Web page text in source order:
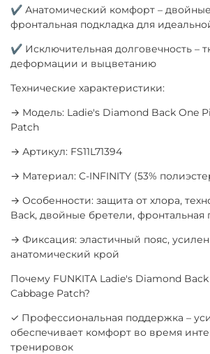
✔ Анатомический комфорт –
фронтальная подкладка для
✔ Исключительная долговечность –
деформации и выцветанию
Технические характеристики:
→ Модель: Ladie's Diamond Back One
Patch
→ Артикул: FS11L71394
→ Материал: C-INFINITY (53%
→ Особенности: защита от хлора,
Back, двойные бретели, фронтальная
→ Фиксация: эластичный пояс,
анатомический крой
Почему FUNKITA Ladie's Diamond
Cabbage Patch?
✓ Профессиональная поддержка –
обеспечивает комфорт во время
тренировок